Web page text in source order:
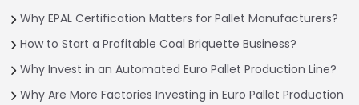
Why EPAL Certification Matters for Pallet Manufacturers?
How to Start a Profitable Coal Briquette Business?
Why Invest in an Automated Euro Pallet Production Line?
Why Are More Factories Investing in Euro Pallet Production